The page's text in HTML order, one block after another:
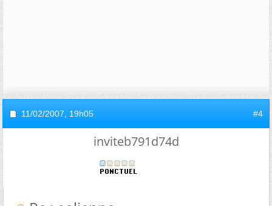
11/02/2007, 19h05 #4
inviteb791d74d